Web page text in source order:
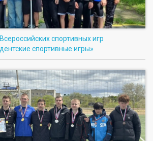
спортивных игр
спортивные игры»